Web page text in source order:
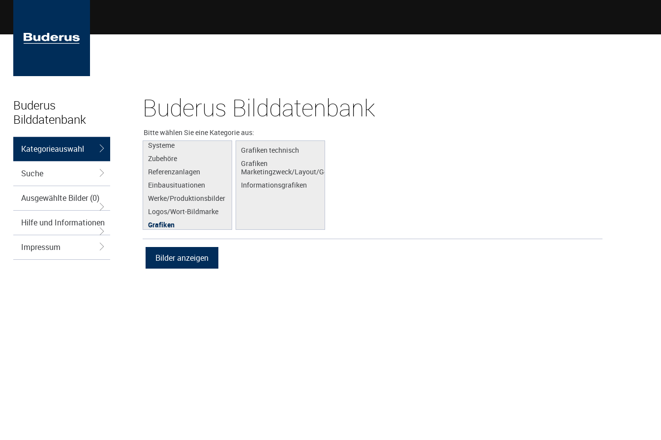
Buderus
Bilddatenbank
Kategorieauswahl
Suche
Ausgewählte Bilder (0)
Hilfe und Informationen
Impressum
Buderus Bilddatenbank
Bitte wählen Sie eine Kategorie aus:
Apps
Produkte
Systeme
Zubehöre
Referenzanlagen
Einbausituationen
Werke/Produktionsbilder
Logos/Wort-Bildmarke
Grafiken
Grafiken technisch
Grafiken
Marketingzweck/Layout/Gestaltung
Informationsgrafiken